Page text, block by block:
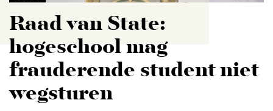
Raad van State:
hogeschool mag
frauderende student niet
wegsturen